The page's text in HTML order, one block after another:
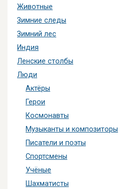
Животные
Зимние следы
Зимний лес
Индия
Ленские столбы
Люди
Актёры
Герои
Космонавты
Музыканты и композиторы
Писатели и поэты
Спортсмены
Учёные
Шахматисты